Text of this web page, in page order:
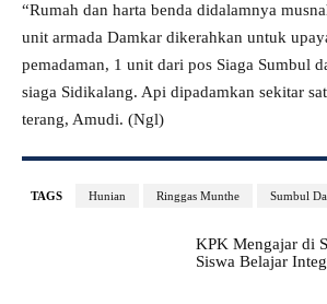
“Rumah dan harta benda didalamnya
unit armada Damkar dikerahkan untuk
pemadaman, 1 unit dari pos Siaga Sumbul
siaga Sidikalang. Api dipadamkan sekitar
terang, Amudi. (Ngl)
TAGS Hunian Ringgas Munthe Sumbul
KPK Mengajar di
Siswa Belajar